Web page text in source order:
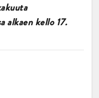
alkaen kello 17.